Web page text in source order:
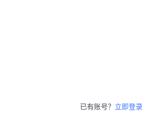
已有账号？ 立即登录